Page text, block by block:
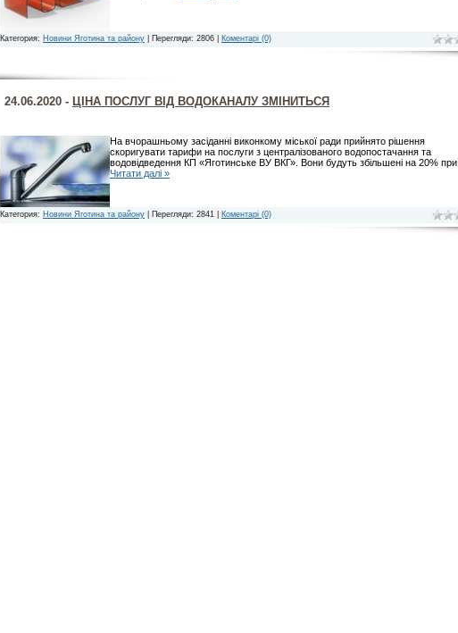
Категория: Новини Яготина та району | Перегляди: 2806 | Коментарі (0)
24.06.2020 - ЦІНА ПОСЛУГ ВІД ВОДОКАНАЛУ ЗМІНИТЬСЯ
На вчорашньому засіданні виконкому міської ради прийнято рішення
скоригувати тарифи на послуги з централізованого водопостачання та
водовідведення КП «Яготинське ВУ ВКГ». Вони будуть збільшені на 20% при
Читати далі »
Категория: Новини Яготина та району | Перегляди: 2841 | Коментарі (0)